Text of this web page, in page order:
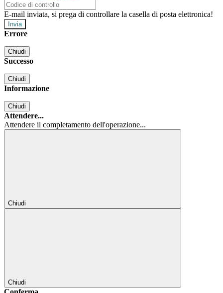
E-mail inviata, si prega di controllare la casella di posta elettronica!
Errore
Chiudi
Successo
Chiudi
Informazione
Chiudi
Attendere...
Attendere il completamento dell'operazione...
Chiudi
Chiudi